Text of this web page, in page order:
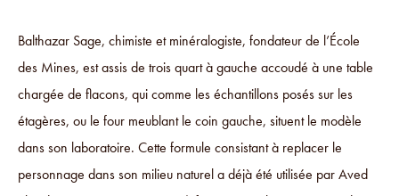
Balthazar Sage, chimiste et minéralogiste, fondateur de l’École
des Mines, est assis de trois quart à gauche accoudé à une table
chargée de flacons, qui comme les échantillons posés sur les
étagères, ou le four meublant le coin gauche, situent le modèle
dans son laboratoire. Cette formule consistant à replacer le
personnage dans son milieu naturel a déjà été utilisée par Aved